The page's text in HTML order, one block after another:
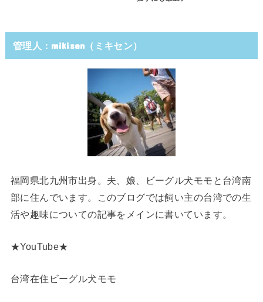
管理人：mikisen（ミキセン）
福岡県北九州市出身。夫、娘、ビーグル犬モモと台湾南
部に住んでいます。このブログでは飼い主の台湾での生
活や趣味についての記事をメインに書いています。
★YouTube★
台湾在住ビーグル犬モモ